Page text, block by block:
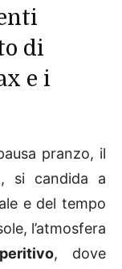
di
e i
pranzo, il
si candida a
e del tempo
l’atmosfera
, dove